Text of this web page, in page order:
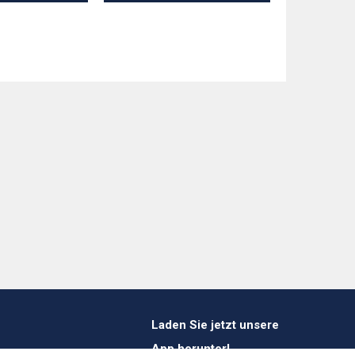
Laden Sie jetzt unsere
App herunter!